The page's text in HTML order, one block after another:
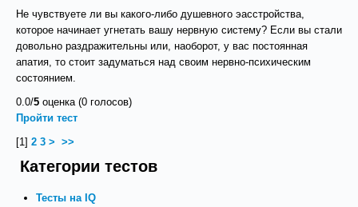
Не чувствуете ли вы какого‑либо душевного эасстройства,
которое начинает угнетать вашу нервную систему? Если вы стали
довольно раздражительны или, наоборот, у вас постоянная
апатия, то стоит задуматься над своим нервно‑психическим
состоянием.
0.0/5 оценка (0 голосов)
Пройти тест
[1] 2 3 > >>
Категории тестов
Тесты на IQ